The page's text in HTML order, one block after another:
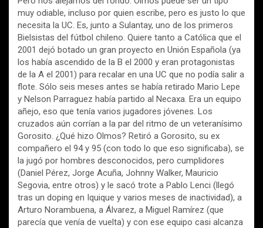
muy odiable, incluso por quien escribe, pero es justo lo que
necesita la UC. Es, junto a Sulantay, uno de los primeros
Bielsistas del fútbol chileno. Quiere tanto a Católica que el
2001 dejó botado un gran proyecto en Unión Española (ya
los había ascendido de la B el 2000 y eran protagonistas
de la A el 2001) para recalar en una UC que no podía salir a
flote. Sólo seis meses antes se había retirado Mario Lepe
y Nelson Parraguez había partido al Necaxa. Era un equipo
añejo, eso que tenía varios jugadores jóvenes. Los
cruzados aún corrían a la par del ritmo de un veteranísimo
Gorosito. ¿Qué hizo Olmos? Retiró a Gorosito, su ex
compañero el 94 y 95 (con todo lo que eso significaba), se
la jugó por hombres desconocidos, pero cumplidores
(Daniel Pérez, Jorge Acuña, Johnny Walker, Mauricio
Segovia, entre otros) y le sacó trote a Pablo Lenci (llegó
tras un doping en Iquique y varios meses de inactividad), a
Arturo Norambuena, a Álvarez, a Miguel Ramírez (que
parecía que venía de vuelta) y con ese equipo casi alcanza